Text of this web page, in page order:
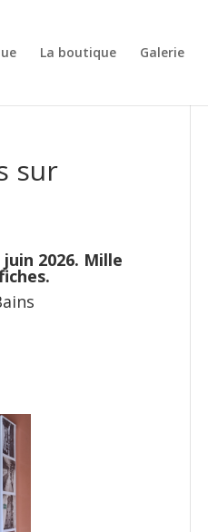
La boutique Galerie
sur
2026. Mille